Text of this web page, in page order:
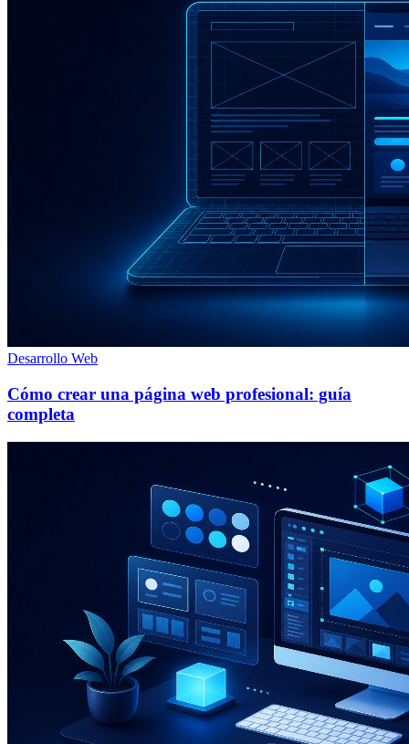
Desarrollo Web
Cómo crear una página web profesional: guía
completa